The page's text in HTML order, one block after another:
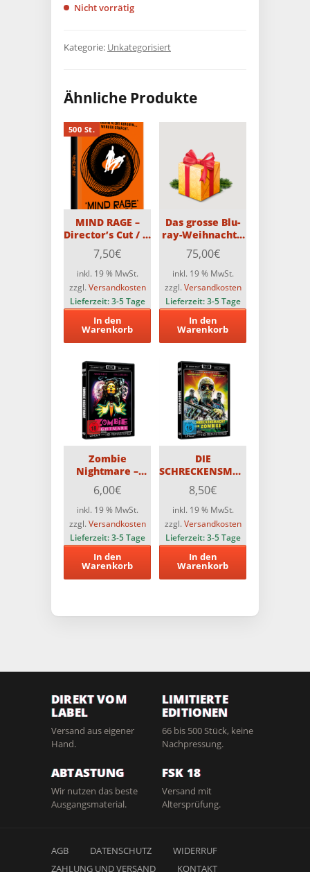
Nicht vorrätig
Kategorie: Unkategorisiert
Ähnliche Produkte
500 St.
MIND RAGE –
Director’s Cut / 2-
Disc MediaBook
Edition mit Blu-
ray und DVD –
Limitiert auf 500
Stück
7,50€
inkl. 19 % MwSt.
zzgl. Versandkosten
Lieferzeit:3-5 Tage
In den
Warenkorb
Das grosse Blu-
ray-Weihnachts-
Überraschungspaket
mit 25 Blu-rays
(Teilweise FSK18)
+ eine tolle
Überraschung
75,00€
inkl. 19 % MwSt.
zzgl. Versandkosten
Lieferzeit:3-5 Tage
In den
Warenkorb
Zombie
Nightmare –
Classic Cult
Edition DVD
6,00€
inkl. 19 % MwSt.
zzgl. Versandkosten
Lieferzeit:3-5 Tage
In den
Warenkorb
DIE
SCHRECKENSMACHT
DER ZOMBIES –
CCC-DVD
8,50€
inkl. 19 % MwSt.
zzgl. Versandkosten
Lieferzeit:3-5 Tage
In den
Warenkorb
DIREKT VOM
LABEL
Versand aus eigener
Hand.
LIMITIERTE
EDITIONEN
66 bis 500 Stück, keine
Nachpressung.
ABTASTUNG
Wir nutzen das beste
Ausgangsmaterial.
FSK 18
Versand mit
Altersprüfung.
AGB DATENSCHUTZ
WIDERRUF
ZAHLUNG UND VERSAND
KONTAKT